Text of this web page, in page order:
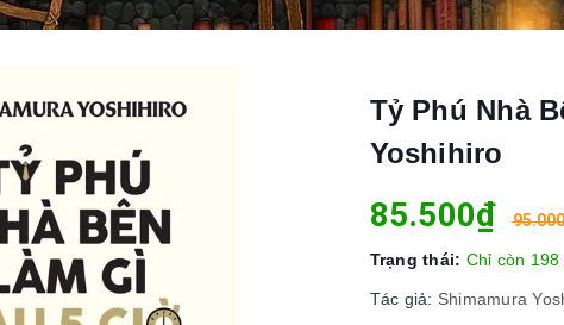
Tỷ Phú Nhà
Yoshihiro
85.500₫
Trạng thái: Chỉ còn 198
Tác giả: Shimamura